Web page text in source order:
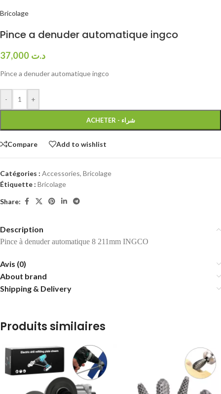
Bricolage
Pince a denuder automatique ingco
د.ت
Pince a denuder automatique ingco
- +
ACHETER - شراء
Compare Add to wishlist
Catégories : Accessories, Bricolage
Étiquette : Bricolage
Share:
Description
Pince à denuder automatique 8 211mm INGCO
Avis (0)
About brand
Shipping & Delivery
Produits similaires